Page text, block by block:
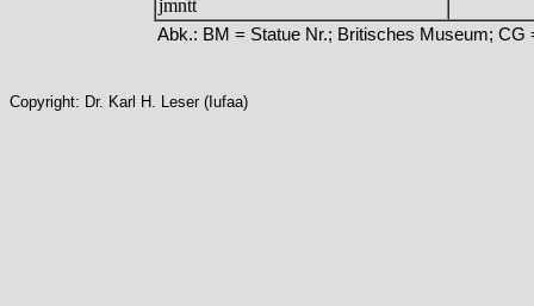
jmntt
Abk.: BM = Statue Nr.; Britisches Museum; CG
Copyright: Dr. Karl H. Leser (Iufaa)